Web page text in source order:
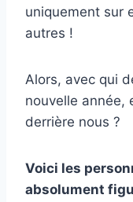
uniquement sur
autres !
Alors, avec qui
nouvelle année,
derrière nous ?
Voici les
absolument